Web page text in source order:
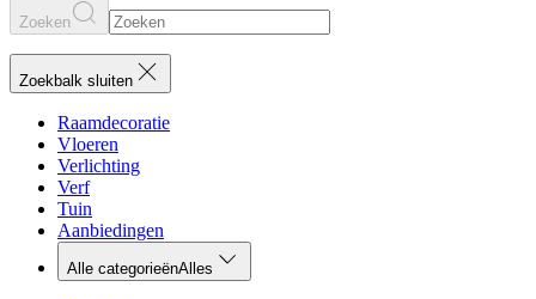
Zoeken
Zoekbalk sluiten
Raamdecoratie
Vloeren
Verlichting
Verf
Tuin
Aanbiedingen
Alle categorieënAlles